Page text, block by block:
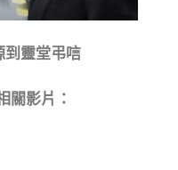
到靈堂弔唁
關影片：